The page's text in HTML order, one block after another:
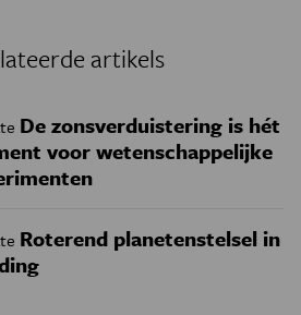
artikels
De zonsverduistering is hét
voor wetenschappelijke
Roterend planetenstelsel in